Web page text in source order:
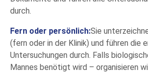
durch.
Fern oder persönlich:Sie
(fern oder in der Klinik) und führen die
Untersuchungen durch. Falls
Mannes benötigt wird – organisieren